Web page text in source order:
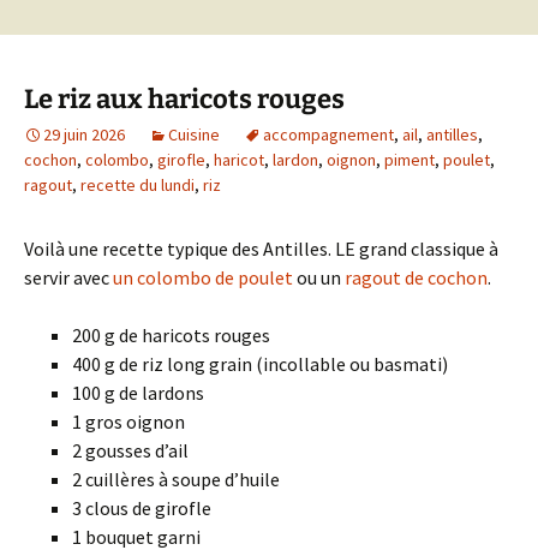
Le riz aux haricots rouges
29 juin 2026 Cuisine accompagnement, ail, antilles,
cochon, colombo, girofle, haricot, lardon, oignon, piment, poulet,
ragout, recette du lundi, riz
Voilà une recette typique des Antilles. LE grand classique à
servir avecun colombo de pouletou un ragout de cochon.
200 g de haricots rouges
400 g de riz long grain (incollable ou basmati)
100 g de lardons
1 gros oignon
2 gousses d’ail
2 cuillères à soupe d’huile
3 clous de girofle
1 bouquet garni